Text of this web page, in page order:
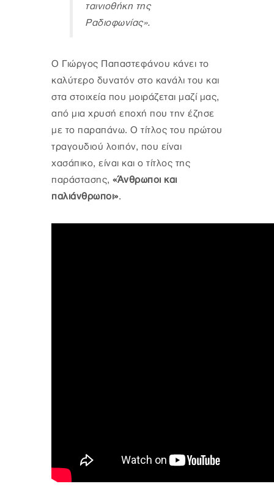
ταινιοθήκη της
Ραδιοφωνίας».
Ο Γιώργος Παπαστεφάνου κάνει το
καλύτερο δυνατόν στο κανάλι του και
στα στοιχεία που μοιράζεται μαζί μας,
από μια χρυσή εποχή που την έζησε
με το παραπάνω. Ο τίτλος του πρώτου
τραγουδιού λοιπόν, που είναι
χασάπικο, είναι και ο τίτλος της
παράστασης, «Άνθρωποι και
παλιάνθρωποι».